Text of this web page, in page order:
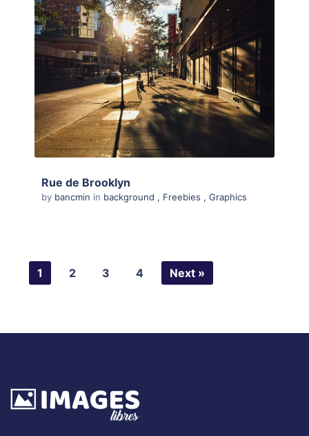
Rue de Brooklyn
by bancmin in background , Freebies , Graphics
1 2 3 4 Next »